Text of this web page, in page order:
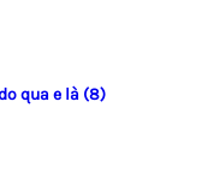
qua e là (8)